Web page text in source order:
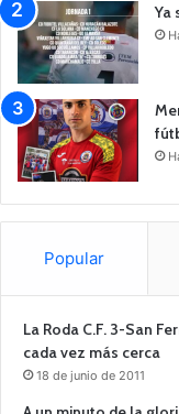
Ya
Popular
La Roda C.F. 3-San
cada vez más cerca
18 de junio de 2011